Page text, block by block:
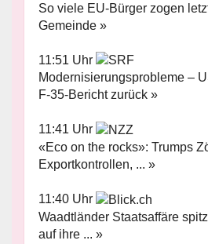
So viele EU-Bürger zogen
Gemeinde »
11:51 Uhr
Modernisierungsprobleme –
F-35-Bericht zurück »
11:41 Uhr
«Eco on the rocks»: Trumps
Exportkontrollen, ... »
11:40 Uhr
Waadtländer Staatsaffäre
auf ihre ... »